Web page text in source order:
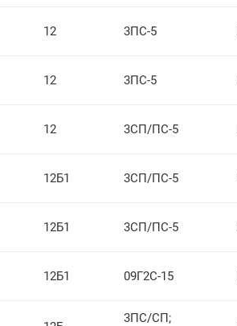
12 3ПС-5
12 3ПС-5
12 3СП/ПС-5
12Б1 3СП/ПС-5
12Б1 3СП/ПС-5
12Б1 09Г2С-15
3ПС/СП;